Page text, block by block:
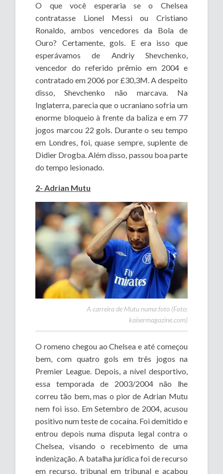
O que você esperaria se o Chelsea
contratasse Lionel Messi ou Cristiano
Ronaldo, ambos vencedores da Bola de
Ouro? Certamente, gols. E era isso que
esperávamos de Andriy Shevchenko,
vencedor do referido prêmio em 2004 e
contratado em 2006 por £30,3M. A despeito
disso, Shevchenko não marcava. Na
Inglaterra, parecia que o ucraniano sofria um
enorme bloqueio à frente da baliza e em 77
jogos marcou 22 gols. Durante o seu tempo
em Londres, foi, quase sempre, suplente de
Didier Drogba. Além disso, passou boa parte
do tempo lesionado.
2- Adrian Mutu
A carreira de Mutu numa foto (Foto:
kaisermagazine.com)
O romeno chegou ao Chelsea e até começou
bem, com quatro gols em três jogos na
Premier League. Depois, a nível desportivo,
essa temporada de 2003/2004 não lhe
correu tão bem, mas o pior de Adrian Mutu
nem foi isso. Em Setembro de 2004, acusou
positivo num teste de cocaína. Foi demitido e
entrou depois numa disputa legal contra o
Chelsea, visando o recebimento de uma
indenização. A batalha jurídica foi de recurso
em recurso, tribunal em tribunal e acabou